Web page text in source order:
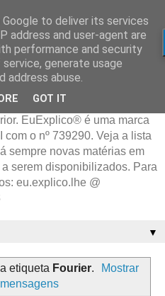
EuExplico® é uma marca
o nº 739290. Veja a lista
sempre novas matérias em
serem disponibilizados. Para
eu.explico.lhe @
▼
etiqueta Fourier.
Mostrar
to deliver its services
address and user-agent are
performance and security
generate usage
abuse.
GOT IT